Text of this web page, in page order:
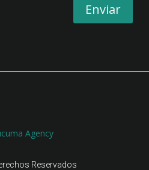
Enviar
Agency
Reservados